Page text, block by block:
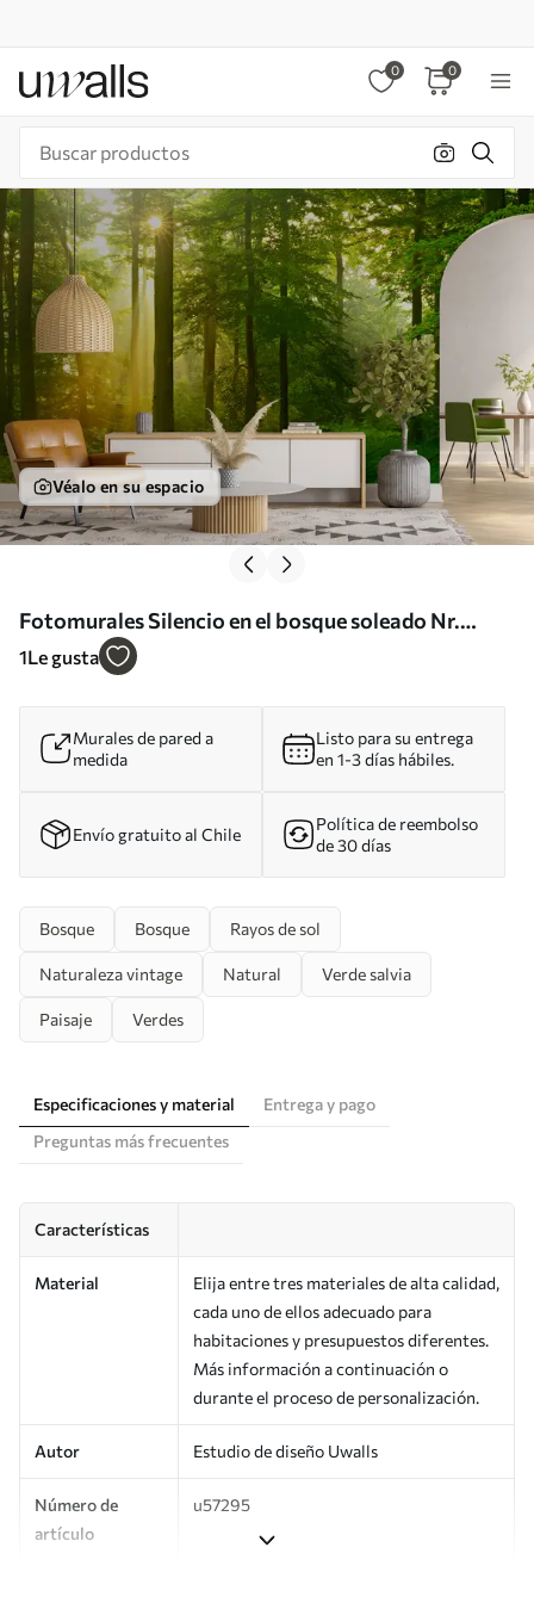
0 0
Véalo en su espacio
Fotomurales Silencio en el bosque soleado Nr.
u57295
1Le gusta
Murales de pared a
medida
Listo para su entrega
en 1-3 días hábiles.
Envío gratuito al Chile
Política de reembolso
de 30 días
Bosque Bosque Rayos de sol
Naturaleza vintage Natural Verde salvia
Paisaje Verdes
Especificaciones y material
Entrega y pago
Preguntas más frecuentes
Características
Material
Elija entre tres materiales de alta calidad,
cada uno de ellos adecuado para
habitaciones y presupuestos diferentes.
Más información a continuación o
durante el proceso de personalización.
Autor Estudio de diseño Uwalls
Número de
artículo
u57295